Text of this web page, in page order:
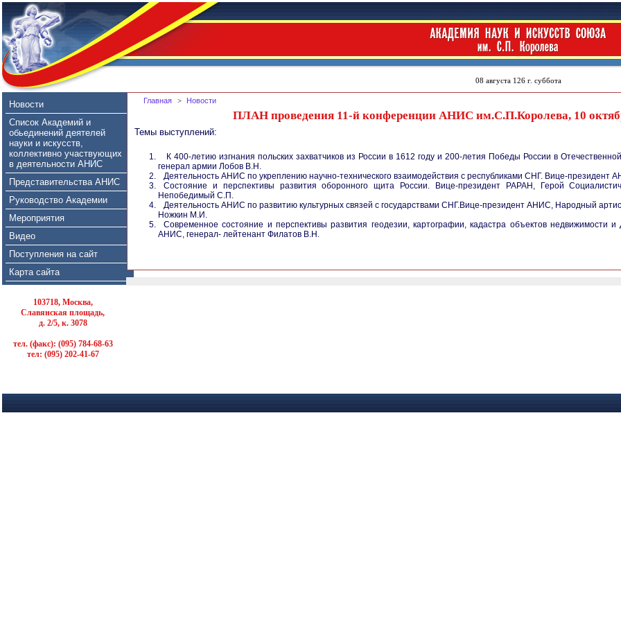
Новости
Список Академий и
обьединений деятелей
науки и искусств,
коллективно участвующих
в деятельности АНИС
Представительства АНИС
Руководство Академии
Мероприятия
Видео
Поступления на сайт
Карта сайта
103718, Москва,
Славянская площадь,
д. 2/5, к. 3078
тел. (факс): (095) 784-68-63
тел: (095) 202-41-67
Главная > Новости
ПЛАН проведения 11-й конференции АНИС им.С.П.Королева, 10
Темы выступлений:
К 400-летию изгнания польских захватчиков из России в 1612 году и 200-летия Победы России в
генерал армии Лобов В.Н.
Деятельность АНИС по укреплению научно-технического взаимодействия с республиками СНГ. Вице-президент
Состояние и перспективы развития оборонного щита России. Вице-президент РАРАН, Герой
Непобедимый С.П.
Деятельность АНИС по развитию культурных связей с государствами СНГ.Вице-президент АНИС, Народный
Ножкин М.И.
Современное состояние и перспективы развития геодезии, картографии, кадастра объектов недвижимости
АНИС, генерал- лейтенант Филатов В.Н.